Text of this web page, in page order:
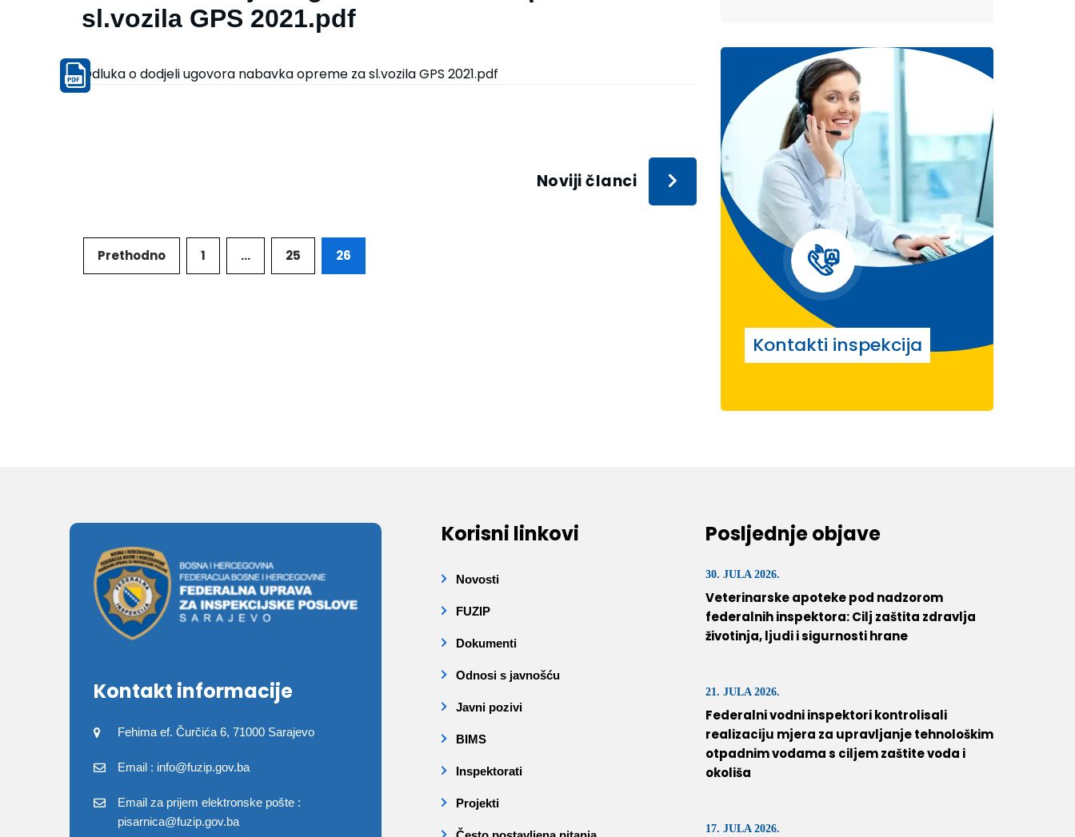
sl.vozila GPS 2021.pdf
Odluka o dodjeli ugovora nabavka opreme za sl.vozila GPS 2021.pdf
Noviji članci
Prethodno 1 … 25 26
Kontakti inspekcija
Kontakt informacije
Fehima ef. Čurčića 6, 71000 Sarajevo
Email : info@fuzip.gov.ba
Email za prijem elektronske pošte :
pisarnica@fuzip.gov.ba
Korisni linkovi
Novosti
FUZIP
Dokumenti
Odnosi s javnošću
Javni pozivi
BIMS
Inspektorati
Projekti
Posljednje objave
30. JULA 2026.
Veterinarske apoteke pod nadzorom
federalnih inspektora: Cilj zaštita zdravlja
životinja, ljudi i sigurnosti hrane
21. JULA 2026.
Federalni vodni inspektori kontrolisali
realizaciju mjera za upravljanje tehnološkim
otpadnim vodama s ciljem zaštite voda i
okoliša
17. JULA 2026.